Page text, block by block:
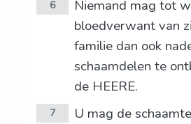
6
Niemand mag tot
bloedverwant van
familie dan ook
schaamdelen te
de HEERE.
7
U mag de